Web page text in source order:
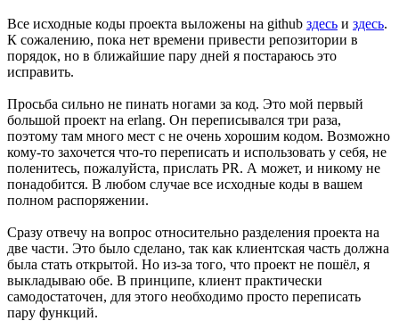
Все исходные коды проекта выложены на github здесь и здесь.
К сожалению, пока нет времени привести репозитории в
порядок, но в ближайшие пару дней я постараюсь это
исправить.
Просьба сильно не пинать ногами за код. Это мой первый
большой проект на erlang. Он переписывался три раза,
поэтому там много мест с не очень хорошим кодом. Возможно
кому-то захочется что-то переписать и использовать у себя, не
поленитесь, пожалуйста, прислать PR. А может, и никому не
понадобится. В любом случае все исходные коды в вашем
полном распоряжении.
Сразу отвечу на вопрос относительно разделения проекта на
две части. Это было сделано, так как клиентская часть должна
была стать открытой. Но из-за того, что проект не пошёл, я
выкладываю обе. В принципе, клиент практически
самодостаточен, для этого необходимо просто переписать
пару функций.